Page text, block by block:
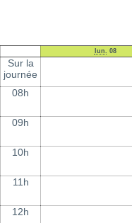
lun. 08
Sur la
journée
08h
09h
10h
11h
12h